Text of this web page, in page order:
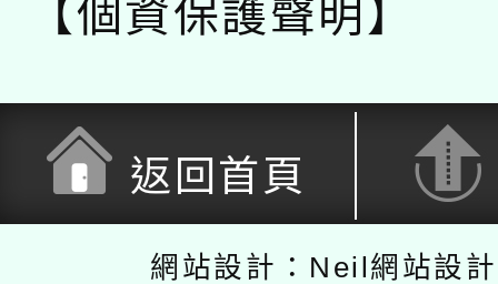
【個資保護聲明】
返回首頁
網站設計：Neil網站設